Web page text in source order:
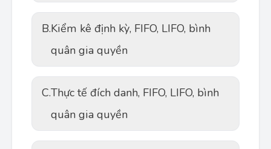
B.Kiểm kê định kỳ, FIFO, LIFO, bình
quân gia quyền
C.Thực tế đích danh, FIFO, LIFO, bình
quân gia quyền